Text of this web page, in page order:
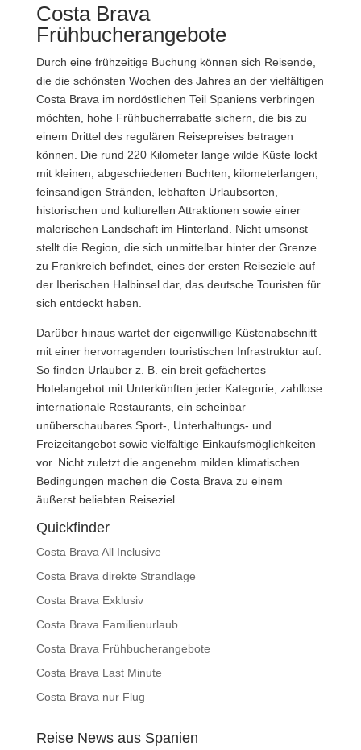
Costa Brava
Frühbucherangebote
Durch eine frühzeitige Buchung können sich Reisende,
die die schönsten Wochen des Jahres an der vielfältigen
Costa Brava im nordöstlichen Teil Spaniens verbringen
möchten, hohe Frühbucherrabatte sichern, die bis zu
einem Drittel des regulären Reisepreises betragen
können. Die rund 220 Kilometer lange wilde Küste lockt
mit kleinen, abgeschiedenen Buchten, kilometerlangen,
feinsandigen Stränden, lebhaften Urlaubsorten,
historischen und kulturellen Attraktionen sowie einer
malerischen Landschaft im Hinterland. Nicht umsonst
stellt die Region, die sich unmittelbar hinter der Grenze
zu Frankreich befindet, eines der ersten Reiseziele auf
der Iberischen Halbinsel dar, das deutsche Touristen für
sich entdeckt haben.
Darüber hinaus wartet der eigenwillige Küstenabschnitt
mit einer hervorragenden touristischen Infrastruktur auf.
So finden Urlauber z. B. ein breit gefächertes
Hotelangebot mit Unterkünften jeder Kategorie, zahllose
internationale Restaurants, ein scheinbar
unüberschaubares Sport-, Unterhaltungs- und
Freizeitangebot sowie vielfältige Einkaufsmöglichkeiten
vor. Nicht zuletzt die angenehm milden klimatischen
Bedingungen machen die Costa Brava zu einem
äußerst beliebten Reiseziel.
Quickfinder
Costa Brava All Inclusive
Costa Brava direkte Strandlage
Costa Brava Exklusiv
Costa Brava Familienurlaub
Costa Brava Frühbucherangebote
Costa Brava Last Minute
Costa Brava nur Flug
Reise News aus Spanien